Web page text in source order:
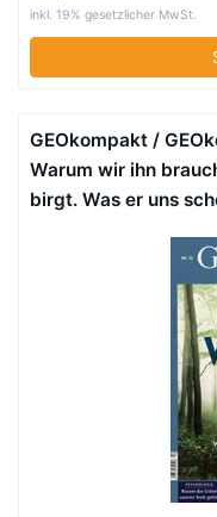
inkl. 19% gesetzlicher MwSt.
GEOkompakt /
Warum wir ihn
birgt. Was er uns